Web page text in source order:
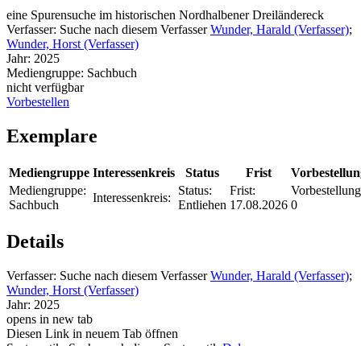
eine Spurensuche im historischen Nordhalbener Dreiländereck
Verfasser: Suche nach diesem Verfasser Wunder, Harald (Verfasser);
Wunder, Horst (Verfasser)
Jahr: 2025
Mediengruppe: Sachbuch
nicht verfügbar
Vorbestellen
Exemplare
Mediengruppe Interessenkreis Status Frist
Mediengruppe:
Sachbuch
Interessenkreis:
Status:
Entliehen
Frist:
17.08.2026 0
Details
Verfasser: Suche nach diesem Verfasser Wunder, Harald (Verfasser);
Wunder, Horst (Verfasser)
Jahr: 2025
opens in new tab
Diesen Link in neuem Tab öffnen